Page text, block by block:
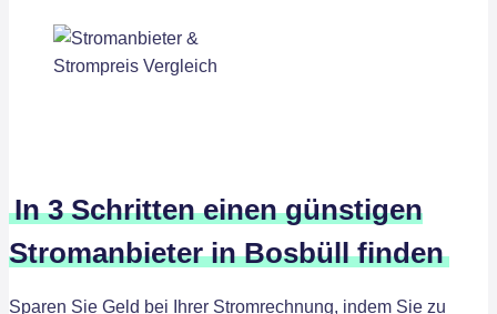
In 3 Schritten einen günstigen
Stromanbieter in Bosbüll finden
Sparen Sie Geld bei Ihrer Stromrechnung, indem Sie zu